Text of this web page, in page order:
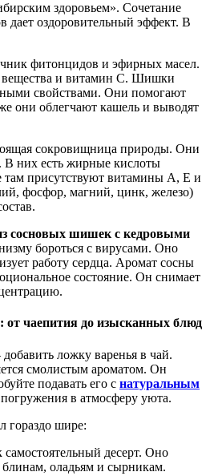
здоровьем». Сочетание
дает оздоровительный эффект. В
фитонцидов и эфирных масел.
и витамин C. Шишки
свойствами. Они помогают
они облегчают кашель и выводят
сокровищница природы. Они
В них есть жирные кислоты
присутствуют витамины A, E и
фосфор, магний, цинк, железо)
сосновых шишек с кедровыми
бороться с вирусами. Оно
работу сердца. Аромат сосны
состояние. Он снимает
от чаепития до изысканных блюд
ложку варенья в чай.
смолистым ароматом. Он
подавать его с натуральным
в атмосферу уюта.
гораздо шире:
самостоятельный десерт. Оно
оладьям и сырникам.